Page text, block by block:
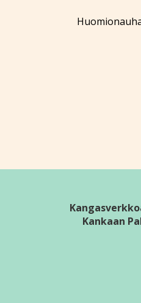
Kankaan